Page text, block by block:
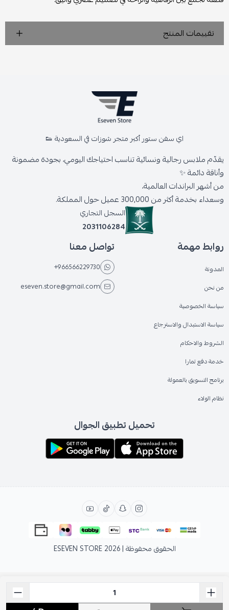
تقييمات المنتج
اي سفن ستور أكبر متجر شوزات في السعودية 👟
يقدّم ملابس رجالية ونسائية تناسب احتياجك اليومي، بجودة مضمونة
وأناقة دائمة ✨
من أشهر البراندات العالمية،
وسعداء بخدمة أكثر من 300,000 عميل حول المملكة.
السجل التجاري
2031106284
روابط مهمة
المدونة
من نحن
سياسة الخصوصية
سياسة الاستبدال والاسترجاع
الشروط والاحكام
خدمة دفع تمارا
برنامج التسويق بالعمولة
نظام الولاء
تواصل معنا
+966566229730
eseven.store@gmail.com
تحميل تطبيق الجوال
الحقوق محفوظة | 2026 ESEVEN STORE